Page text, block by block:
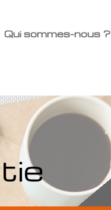
Qui sommes-nous ?